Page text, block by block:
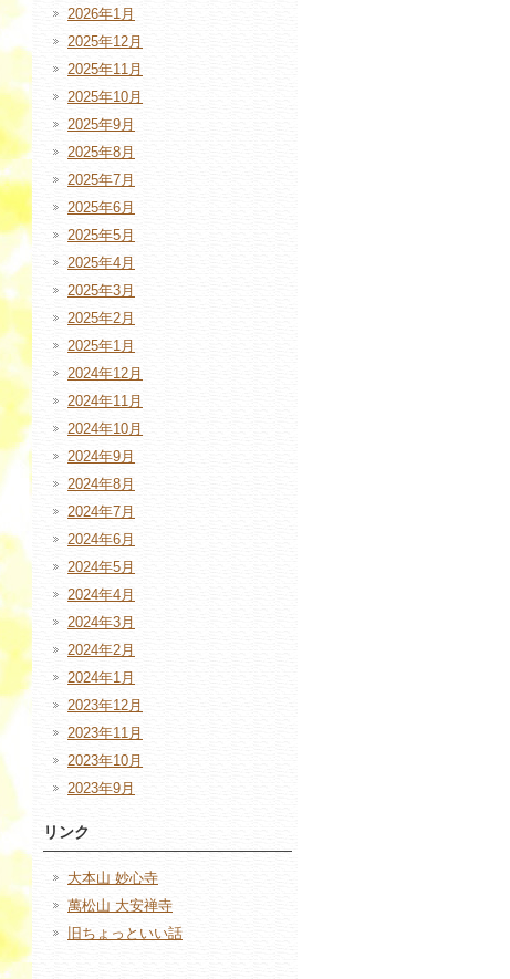
2026年1月
2025年12月
2025年11月
2025年10月
2025年9月
2025年8月
2025年7月
2025年6月
2025年5月
2025年4月
2025年3月
2025年2月
2025年1月
2024年12月
2024年11月
2024年10月
2024年9月
2024年8月
2024年7月
2024年6月
2024年5月
2024年4月
2024年3月
2024年2月
2024年1月
2023年12月
2023年11月
2023年10月
2023年9月
リンク
大本山 妙心寺
萬松山 大安禅寺
旧ちょっといい話